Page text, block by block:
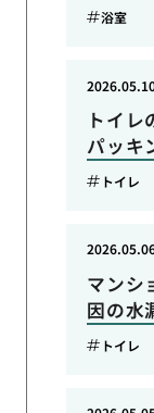
浴室
トイ
パッキ
トイレ
マンシ
因の水
トイレ